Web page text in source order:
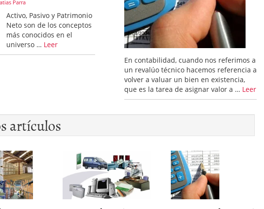
Parra
Activo, Pasivo y Patrimonio
Neto son de los conceptos
más conocidos en el
universo … Leer
En contabilidad, cuando nos referimos a
un revalúo técnico hacemos referencia a
volver a valuar un bien en existencia,
que es la tarea de asignar valor a … Leer
artículos